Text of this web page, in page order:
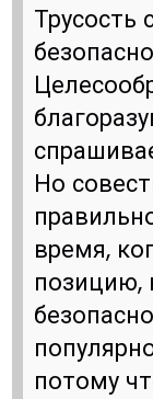
Трусость
Но
время,
позицию,
потому